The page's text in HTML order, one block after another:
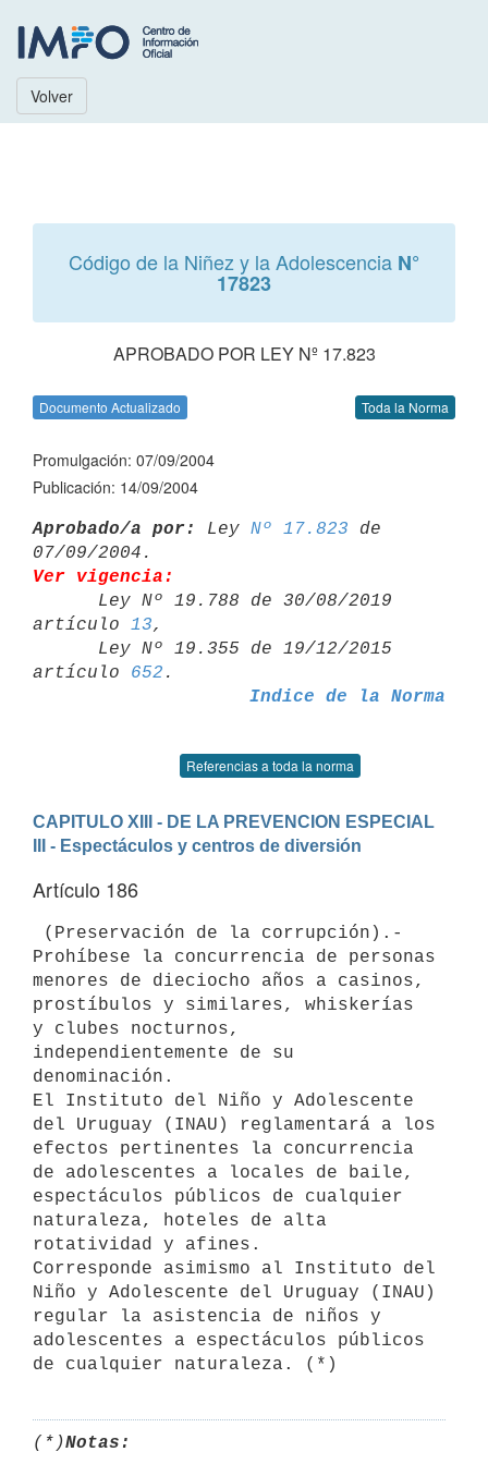
Volver
Código de la Niñez y la Adolescencia N°
17823
APROBADO POR LEY Nº 17.823
Documento Actualizado Toda la Norma
Promulgación: 07/09/2004
Publicación: 14/09/2004
Aprobado/a por: Ley Nº 17.823 de
Ver vigencia:
artículo 13,
artículo 652
Indice de la Norma
Referencias a toda la norma
CAPITULO XIII - DE LA PREVENCION ESPECIAL
III - Espectáculos y centros de diversión
Artículo 186
Prohíbese la concurrencia de personas
menores de dieciocho años a casinos,
prostíbulos y similares, whiskerías
y clubes nocturnos,
independientemente de su
denominación.
El Instituto del Niño y Adolescente
del Uruguay (INAU) reglamentará a los
efectos pertinentes la concurrencia
de adolescentes a locales de baile,
espectáculos públicos de cualquier
naturaleza, hoteles de alta
rotatividad y afines.
Corresponde asimismo al Instituto del
Niño y Adolescente del Uruguay (INAU)
regular la asistencia de niños y
adolescentes a espectáculos públicos
(*)Notas: